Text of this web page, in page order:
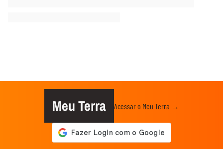
Meu Terra Acessar o Meu Terra →